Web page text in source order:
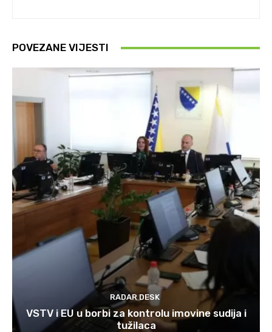
POVEZANE VIJESTI
RADAR DESK
VSTV i EU u borbi za kontrolu imovine sudija i
tužilaca